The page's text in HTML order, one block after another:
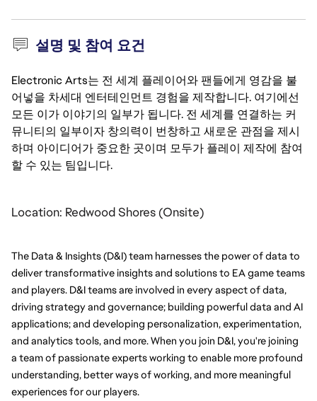
설명 및 참여 요건
Electronic Arts는 전 세계 플레이어와 팬들에게 영감을 불
어넣을 차세대 엔터테인먼트 경험을 제작합니다. 여기에선
모든 이가 이야기의 일부가 됩니다. 전 세계를 연결하는 커
뮤니티의 일부이자 창의력이 번창하고 새로운 관점을 제시
하며 아이디어가 중요한 곳이며 모두가 플레이 제작에 참여
할 수 있는 팀입니다.
Location: Redwood Shores (Onsite)
The Data & Insights (D&I) team harnesses the power of data to
deliver transformative insights and solutions to EA game teams
and players. D&I teams are involved in every aspect of data,
driving strategy and governance; building powerful data and AI
applications; and developing personalization, experimentation,
and analytics tools, and more. When you join D&I, you're joining
a team of passionate experts working to enable more profound
understanding, better ways of working, and more meaningful
experiences for our players.